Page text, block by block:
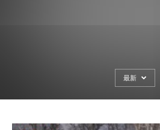
最新